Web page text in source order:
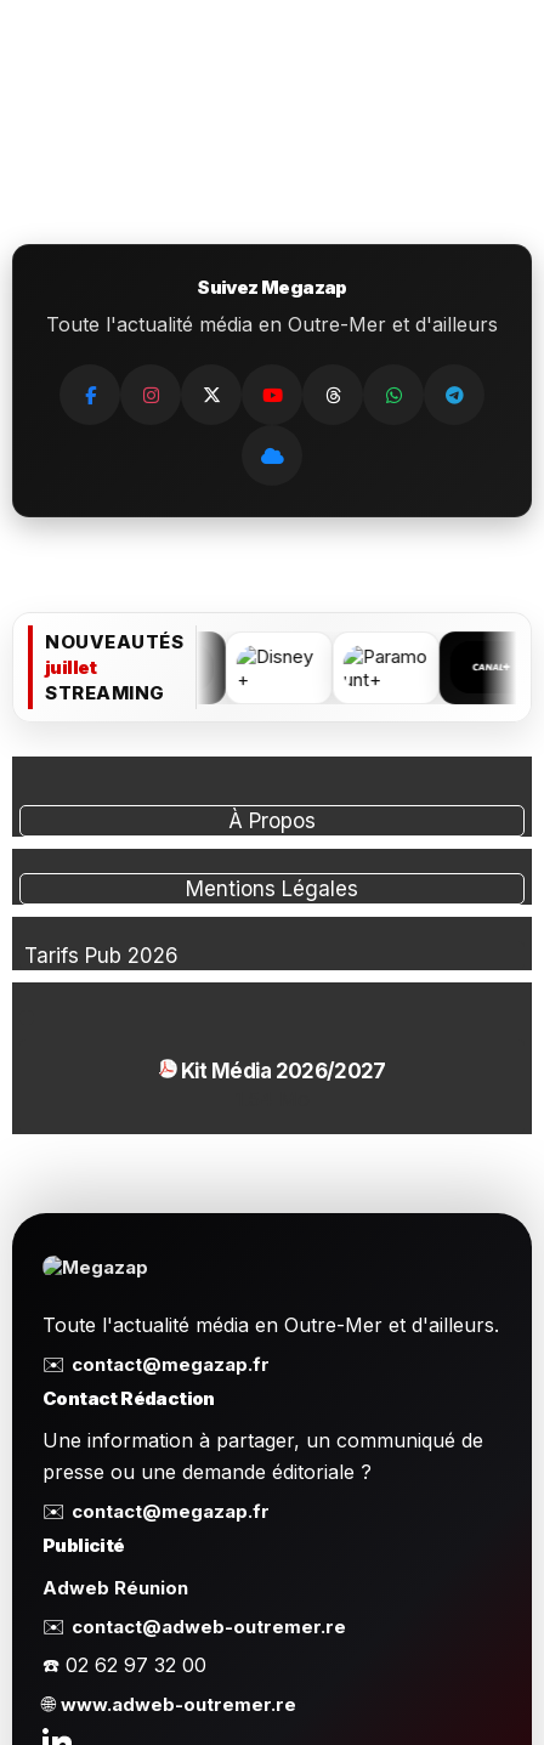
Suivez Megazap
Toute l'actualité média en Outre-Mer et d'ailleurs
NOUVEAUTÉS
juillet
STREAMING
À Propos
Mentions Légales
Tarifs Pub 2026
Kit Média 2026/2027
Toute l'actualité média en Outre-Mer et d'ailleurs.
✉️ contact@megazap.fr
Contact Rédaction
Une information à partager, un communiqué de
presse ou une demande éditoriale ?
✉️ contact@megazap.fr
Publicité
Adweb Réunion
✉️ contact@adweb-outremer.re
☎️ 02 62 97 32 00
🌐www.adweb-outremer.re